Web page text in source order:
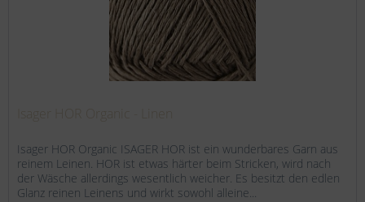
Isager HOR Organic ISAGER HOR ist ein wunderbares Garn aus
reinem Leinen. HOR ist etwas härter beim Stricken, wird nach
der Wäsche allerdings wesentlich weicher. Es besitzt den edlen
Glanz reinen Leinens und wirkt sowohl alleine...